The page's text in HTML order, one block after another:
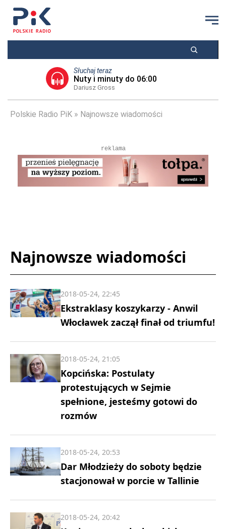
Słuchaj teraz
Nuty i minuty do 06:00
Dariusz Gross
Polskie Radio PiK Najnowsze wiadomości
reklama
Najnowsze wiadomości
Ekstraklasy koszykarzy - Anwil
Włocławek zaczął finał od triumfu!
2018-05-24, 22:45
Kopcińska: Postulaty
protestujących w Sejmie
spełnione, jesteśmy gotowi do
rozmów
2018-05-24, 21:05
Dar Młodzieży do soboty będzie
stacjonował w porcie w Tallinie
2018-05-24, 20:53
2018-05-24, 20:42